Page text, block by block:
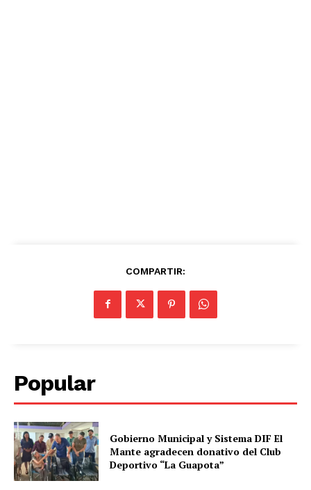
COMPARTIR:
Popular
Gobierno Municipal y Sistema DIF El
Mante agradecen donativo del Club
Deportivo “La Guapota”